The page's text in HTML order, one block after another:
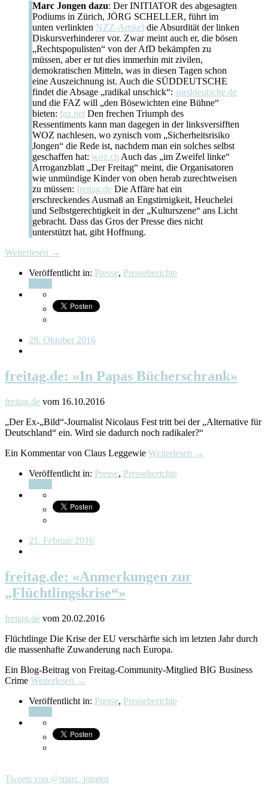
Marc Jongen dazu: Der INITIATOR des abgesagten
Podiums in Zürich, JÖRG SCHELLER, führt im
unten verlinkten NZZ-Artikel die Absurdität der linken
Diskursverhinderer vor. Zwar meint auch er, die bösen
„Rechtspopulisten“ von der AfD bekämpfen zu
müssen, aber er tut dies immerhin mit zivilen,
demokratischen Mitteln, was in diesen Tagen schon
eine Auszeichnung ist. Auch die SÜDDEUTSCHE
findet die Absage „radikal unschick“: sueddeutsche.de
und die FAZ will „den Bösewichten eine Bühne“
bieten: faz.net Den frechen Triumph des
Ressentiments kann man dagegen in der linksversifften
WOZ nachlesen, wo zynisch vom „Sicherheitsrisiko
Jongen“ die Rede ist, nachdem man ein solches selbst
geschaffen hat: woz.chAuch das „im Zweifel linke“
Arroganzblatt „Der Freitag“ meint, die Organisatoren
wie unmündige Kinder von oben herab zurechtweisen
zu müssen: freitag.de Die Affäre hat ein
erschreckendes Ausmaß an Engstirnigkeit, Heuchelei
und Selbstgerechtigkeit in der „Kulturszene“ ans Licht
gebracht. Dass das Gros der Presse dies nicht
unterstützt hat, gibt Hoffnung.
Weiterlesen →
Veröffentlicht in: Presse, Presseberichte
28. Oktober 2016
freitag.de: «In Papas Bücherschrank»
freitag.de vom 16.10.2016
„Der Ex-„Bild“-Journalist Nicolaus Fest tritt bei der „Alternative für
Deutschland“ ein. Wird sie dadurch noch radikaler?“
Ein Kommentar von Claus Leggewie Weiterlesen →
Veröffentlicht in: Presse, Presseberichte
21. Februar 2016
freitag.de: «Anmerkungen zur
„Flüchtlingskrise“»
freitag.de vom 20.02.2016
Flüchtlinge Die Krise der EU verschärfte sich im letzten Jahr durch
die massenhafte Zuwanderung nach Europa.
Ein Blog-Beitrag von Freitag-Community-Mitglied BIG Business
Crime Weiterlesen →
Veröffentlicht in: Presse, Presseberichte
Tweets von @marc_jongen